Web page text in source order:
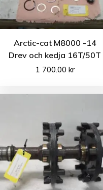
Arctic-cat M8000 -14
Drev och kedja 16T/50T
1 700.00 kr